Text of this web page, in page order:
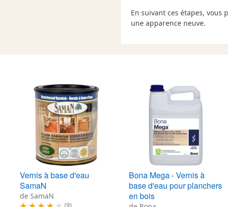
En suivant ces étapes,
une apparence neuve.
Vernis à base d'eau
SamaN
de SamaN
(9)
Bona Mega - Vernis à
base d'eau pour planchers
en bois